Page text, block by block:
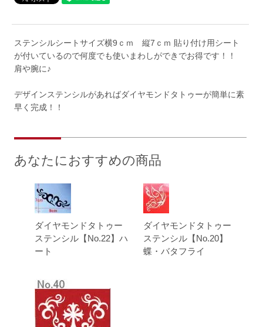
ステンシルシートサイズ横9ｃｍ 縦7ｃｍ 貼り付け用シート
が付いているので何度でも使いまわしができでお得です！！
肩や腕に♪
デザインステンシルがあればダイヤモンドタトゥーが簡単に素
早く完成！！
あなたにおすすめの商品
ダイヤモンドタトゥー
ステンシル【No.22】ハ
ート
ダイヤモンドタトゥー
ステンシル【No.20】
蝶・バタフライ